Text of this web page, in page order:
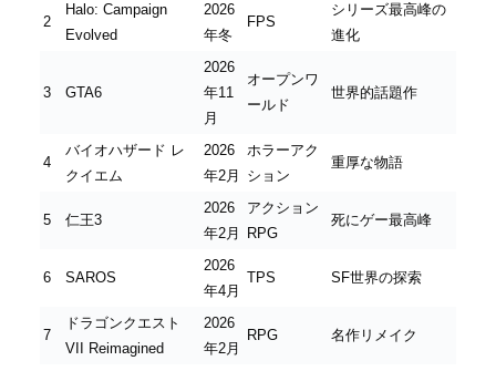
2
Halo: Campaign
Evolved
2026
年冬
FPS
シリーズ最高峰の
進化
3 GTA6
2026
年11
月
オープンワ
ールド
世界的話題作
4
バイオハザード レ
クイエム
2026
年2月
ホラーアク
ション
重厚な物語
5 仁王3
2026
年2月
アクション
RPG
死にゲー最高峰
6 SAROS
2026
年4月
TPS SF世界の探索
7
ドラゴンクエスト
VII Reimagined
2026
年2月
RPG 名作リメイク